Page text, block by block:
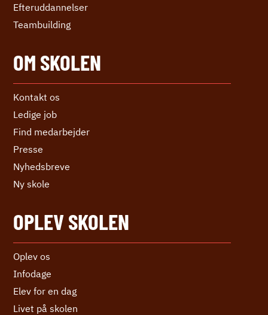
Efter­uddannelser
Teambuilding
OM SKOLEN
Kontakt os
Ledige job
Find medarbejder
Presse
Nyhedsbreve
Ny skole
OPLEV SKOLEN
Oplev os
Infodage
Elev for en dag
Livet på skolen